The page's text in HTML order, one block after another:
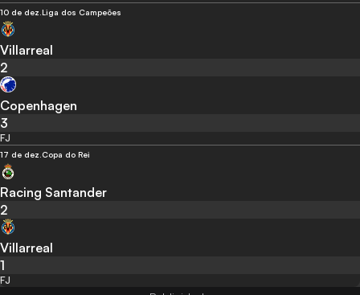
10 de dez. Liga dos Campeões
Villarreal
2
Copenhagen
3
FJ
17 de dez. Copa do Rei
Racing Santander
2
Villarreal
1
FJ